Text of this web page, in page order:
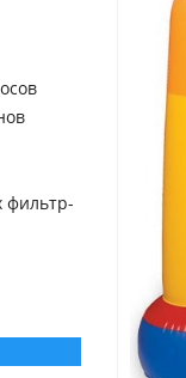
фильтр-